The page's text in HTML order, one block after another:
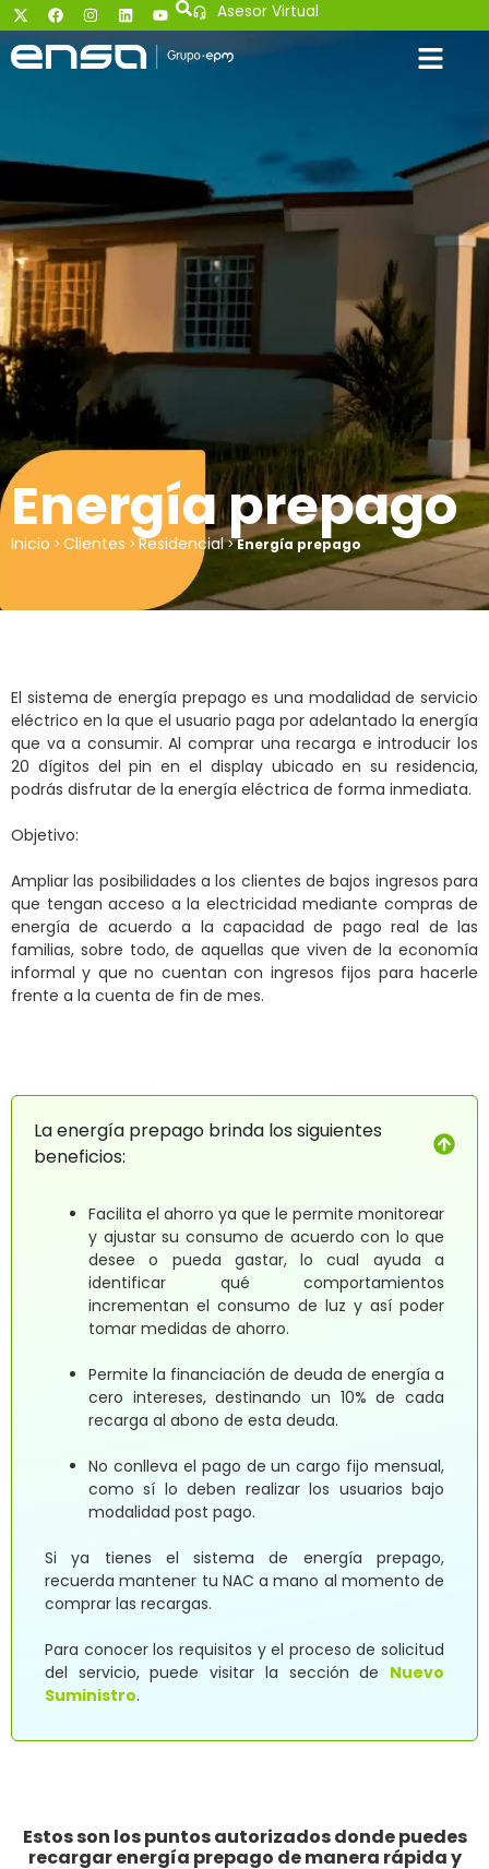
Asesor Virtual
Energía prepago
Inicio > Clientes > Residencial>Energía prepago
El sistema de energía prepago es una modalidad de servicio
eléctrico en la que el usuario paga por adelantado la energía
que va a consumir. Al comprar una recarga e introducir los
20 dígitos del pin en el display ubicado en su residencia,
podrás disfrutar de la energía eléctrica de forma inmediata.
Objetivo:
Ampliar las posibilidades a los clientes de bajos ingresos para
que tengan acceso a la electricidad mediante compras de
energía de acuerdo a la capacidad de pago real de las
familias, sobre todo, de aquellas que viven de la economía
informal y que no cuentan con ingresos fijos para hacerle
frente a la cuenta de fin de mes.
La energía prepago brinda los siguientes
beneficios:
Facilita el ahorro ya que le permite monitorear
y ajustar su consumo de acuerdo con lo que
desee o pueda gastar, lo cual ayuda a
identificar qué comportamientos
incrementan el consumo de luz y así poder
tomar medidas de ahorro.
Permite la financiación de deuda de energía a
cero intereses, destinando un 10% de cada
recarga al abono de esta deuda.
No conlleva el pago de un cargo fijo mensual,
como sí lo deben realizar los usuarios bajo
modalidad post pago.
Si ya tienes el sistema de energía prepago,
recuerda mantener tu NAC a mano al momento de
comprar las recargas.
Para conocer los requisitos y el proceso de solicitud
del servicio, puede visitar la sección de Nuevo
Suministro.
Estos son los puntos autorizados donde puedes
recargar energía prepago de manera rápida y